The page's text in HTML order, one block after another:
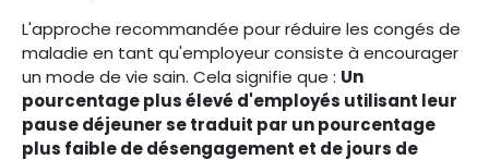
L'approche recommandée pour réduire les congés de
maladie en tant qu'employeur consiste à encourager
un mode de vie sain. Cela signifie que : Un
pourcentage plus élevé d'employés utilisant leur
pause déjeuner se traduit par un pourcentage
plus faible de désengagement et de jours de